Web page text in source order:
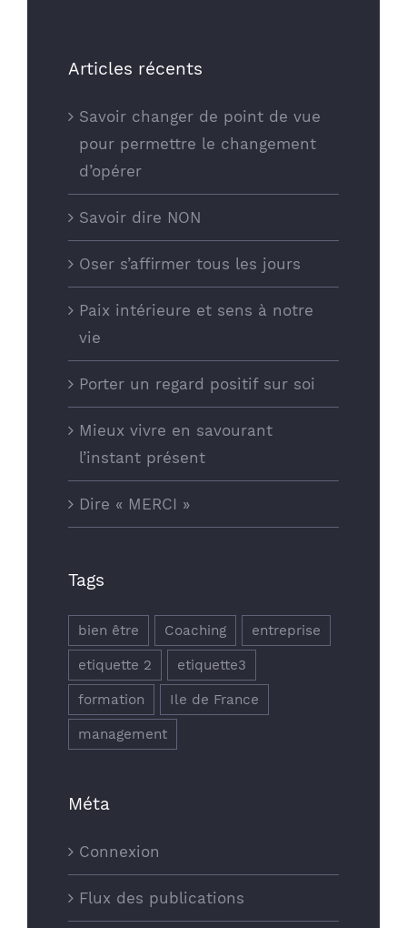
Articles récents
Savoir changer de point de vue
pour permettre le changement
d’opérer
Savoir dire NON
Oser s’affirmer tous les jours
Paix intérieure et sens à notre
vie
Porter un regard positif sur soi
Mieux vivre en savourant
l’instant présent
Dire « MERCI »
Tags
bien être Coaching entreprise
etiquette 2 etiquette3
formation Ile de France
management
Méta
Connexion
Flux des publications
JV COACHING
4 rue de la Brèche aux Loups
75012 Paris
jv-coaching.fr
SUIVEZ-NOUS